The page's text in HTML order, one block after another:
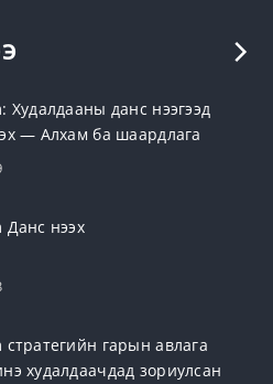
Худалдааны данс нээгээд
— Алхам ба шаардлага
нээх
гарын авлага
худалдаачдад зориулсан